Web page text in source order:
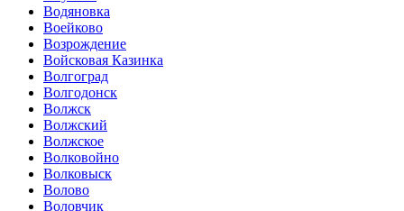
Водяновка
Воейково
Возрождение
Войсковая Казинка
Волгоград
Волгодонск
Волжск
Волжский
Волжское
Волковойно
Волковыск
Волово
Воловчик